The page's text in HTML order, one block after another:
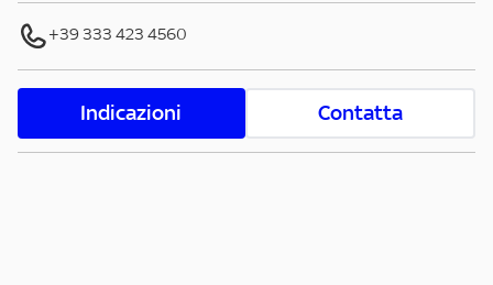
+39 333 423 4560
Indicazioni Contatta